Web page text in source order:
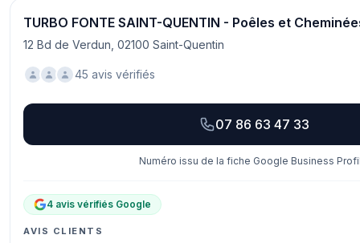
TURBO FONTE SAINT-QUENTIN - Poêles et
12 Bd de Verdun, 02100 Saint-Quentin
45 avis vérifiés
07 86 63 47 33
Numéro issu de la fiche Google Business
4 avis vérifiés Google
AVIS CLIENTS